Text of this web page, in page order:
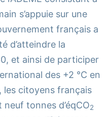
s’appuie sur une
français a
d’atteindre la
et ainsi de participer
des +2 °C en
les citoyens français
tonnes d’éqCO2